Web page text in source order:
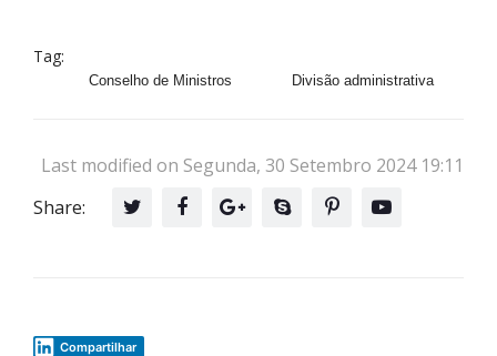
Tag:
Conselho de Ministros Divisão administrativa
Last modified on Segunda, 30 Setembro 2024 19:11
Share:
Compartilhar